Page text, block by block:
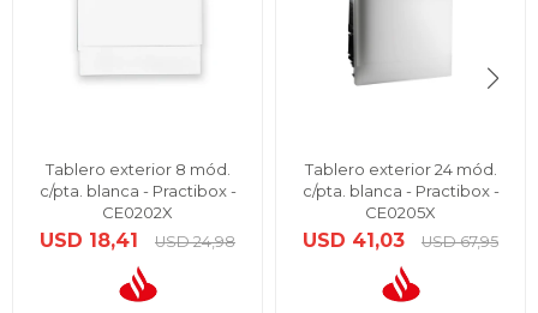
Tablero exterior 8 mód.
c/pta. blanca - Practibox -
CE0202X
USD 18,41 USD 24,98
Tablero exterior 24 mód.
c/pta. blanca - Practibox -
CE0205X
USD 41,03 USD 67,95